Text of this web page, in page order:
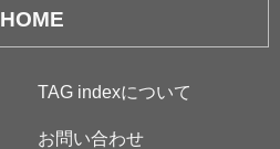
HOME
TAG indexについて
お問い合わせ